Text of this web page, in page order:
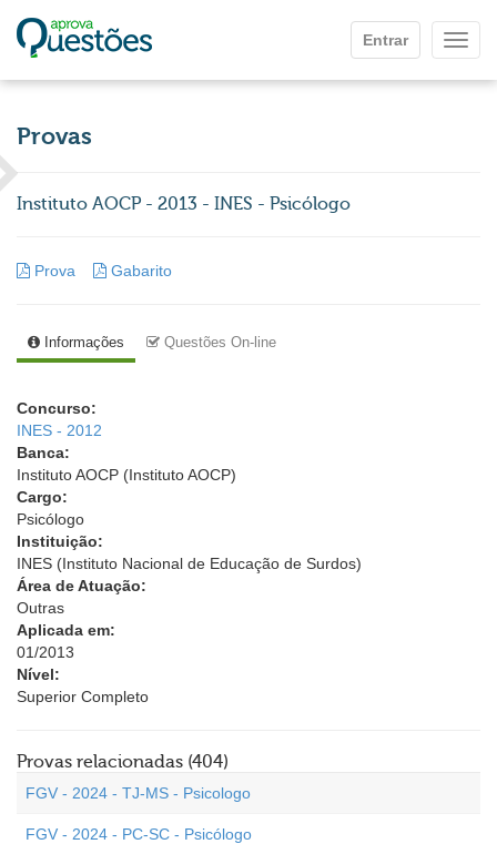
Entrar
Provas
Instituto AOCP - 2013 - INES - Psicólogo
Prova Gabarito
Informações Questões On-line
Concurso:
INES - 2012
Banca:
Instituto AOCP (Instituto AOCP)
Cargo:
Psicólogo
Instituição:
INES (Instituto Nacional de Educação de Surdos)
Área de Atuação:
Outras
Aplicada em:
01/2013
Nível:
Superior Completo
Provas relacionadas (404)
FGV - 2024 - TJ-MS - Psicologo
FGV - 2024 - PC-SC - Psicólogo